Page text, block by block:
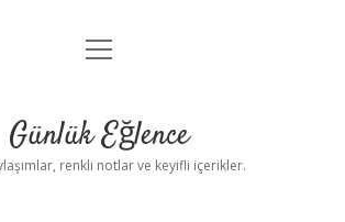
Anasayfa
Yasal Uyarı
menüyü
Günlük Eğlence
renkli notlar ve keyifli içerikler.